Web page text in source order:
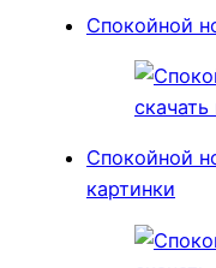
Спокойной
Спокойной
картинки